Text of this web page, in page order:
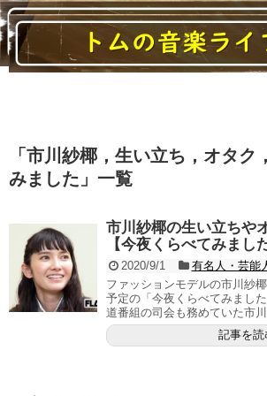
「 市川紗椰，生い立ち，オタク
みました 」 一覧
市川紗椰の生い立ちや
【今夜くらべてみまし
2020/9/1
有名人・芸能
ファッションモデルの市川紗
予定の「今夜くらべてみまし
道番組の司会も務めていた市
記事を読